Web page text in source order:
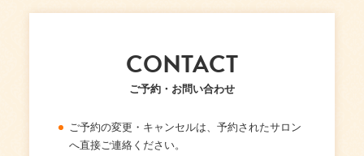
CONTACT
ご予約・お問い合わせ
ご予約の変更・キャンセルは、予約されたサロン
へ直接ご連絡ください。